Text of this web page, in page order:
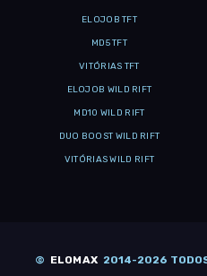
ELOJOB TFT
MD5 TFT
VITÓRIAS TFT
ELOJOB WILD RIFT
MD10 WILD RIFT
DUO BOOST WILD RIFT
VITÓRIAS WILD RIFT
© ELOMAX 2014-2026